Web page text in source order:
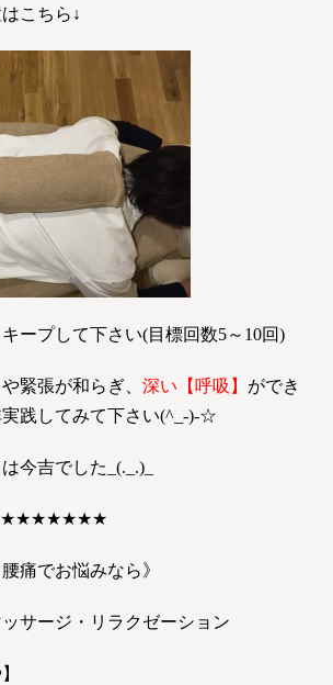
こちら↓
ープして下さい(目標回数5～10回)
緊張が和らぎ、 深い【呼吸】 ができ
践してみて下さい(^_-)-☆
今吉でした_(._.)_
痛でお悩みなら》
サージ・リラクゼーション